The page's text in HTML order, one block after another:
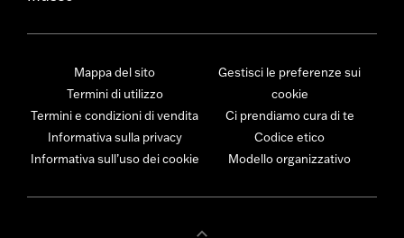
Mappa del sito
Termini di utilizzo
Termini e condizioni di vendita
Informativa sulla privacy
Informativa sull’uso dei cookie
Gestisci le preferenze sui
cookie
Ci prendiamo cura di te
Codice etico
Modello organizzativo